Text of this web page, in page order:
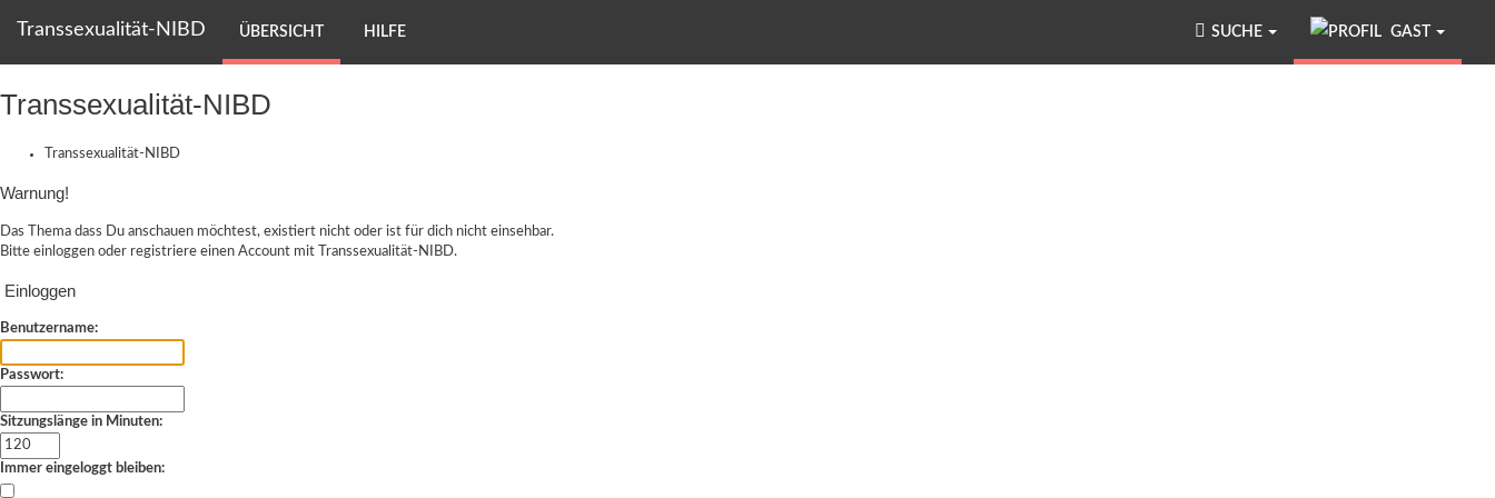
Transsexualität-NIBD ÜBERSICHT HILFE GAST
SUCHE
Transsexualität-NIBD
Transsexualität-NIBD
Warnung!
Das Thema dass Du anschauen möchtest, existiert nicht oder ist für dich nicht einsehbar.
Bitte einloggen oder registriere einen Account mit Transsexualität-NIBD.
Einloggen
Benutzername:
Passwort:
Sitzungslänge in Minuten:
Immer eingeloggt bleiben: